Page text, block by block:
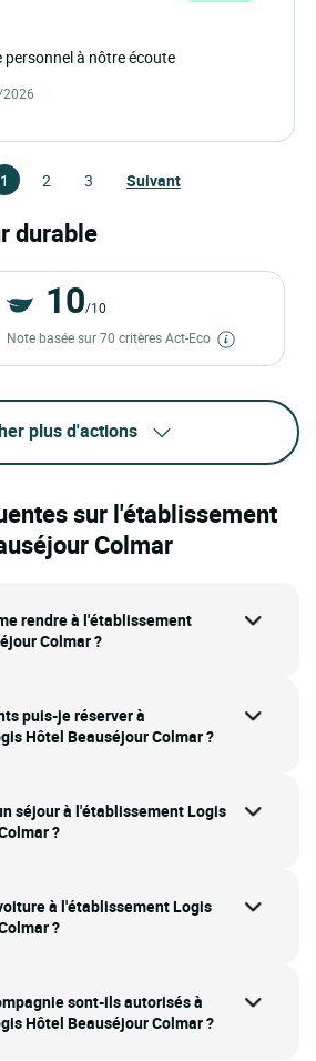
personnel à nôtre écoute
1 2 3 Suivant
durable
10/10
Note basée sur 70 critères Act-Eco
plus d'actions
sur l'établissement
Colmar
rendre à l'établissement
Colmar ?
puis-je réserver à
Hôtel Beauséjour Colmar ?
séjour à l'établissement Logis
?
à l'établissement Logis
?
sont-ils autorisés à
Hôtel Beauséjour Colmar ?